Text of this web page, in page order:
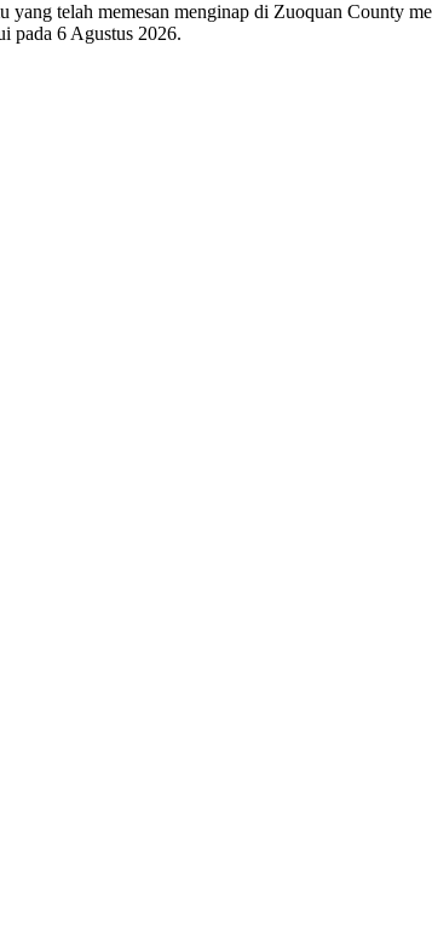
yang telah memesan menginap di Zuoquan County
pada 6 Agustus 2026.